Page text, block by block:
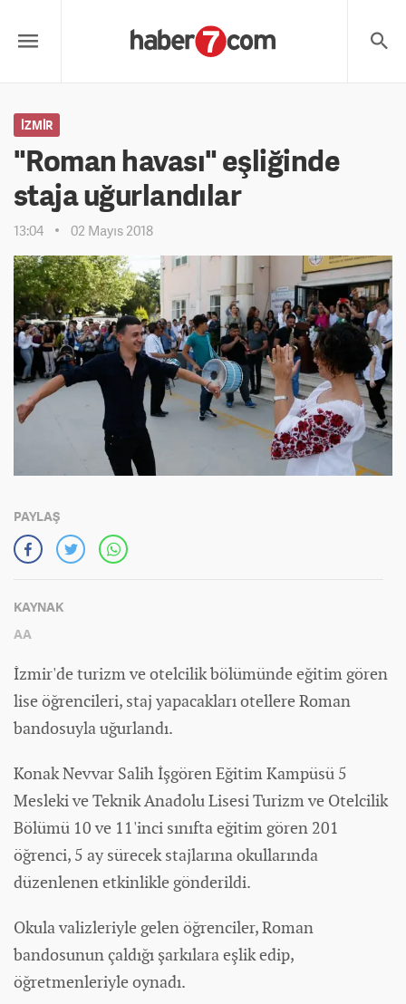
İZMIR
"Roman havası" eşliğinde
staja uğurlandılar
13:04 02 Mayıs 2018
PAYLAŞ
KAYNAK
AA
İzmir'de turizm ve otelcilik bölümünde eğitim gören
lise öğrencileri, staj yapacakları otellere Roman
bandosuyla uğurlandı.
Konak Nevvar Salih İşgören Eğitim Kampüsü 5
Mesleki ve Teknik Anadolu Lisesi Turizm ve Otelcilik
Bölümü 10 ve 11'inci sınıfta eğitim gören 201
öğrenci, 5 ay sürecek stajlarına okullarında
düzenlenen etkinlikle gönderildi.
Okula valizleriyle gelen öğrenciler, Roman
bandosunun çaldığı şarkılara eşlik edip,
öğretmenleriyle oynadı.